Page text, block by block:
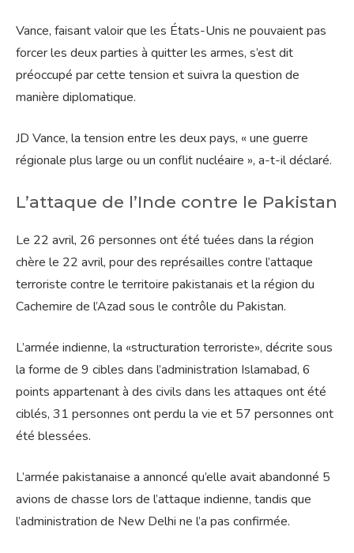
Vance, faisant valoir que les États-Unis ne pouvaient pas
forcer les deux parties à quitter les armes, s’est dit
préoccupé par cette tension et suivra la question de
manière diplomatique.
JD Vance, la tension entre les deux pays, « une guerre
régionale plus large ou un conflit nucléaire », a-t-il déclaré.
L’attaque de l’Inde contre le Pakistan
Le 22 avril, 26 personnes ont été tuées dans la région
chère le 22 avril, pour des représailles contre l’attaque
terroriste contre le territoire pakistanais et la région du
Cachemire de l’Azad sous le contrôle du Pakistan.
L’armée indienne, la «structuration terroriste», décrite sous
la forme de 9 cibles dans l’administration Islamabad, 6
points appartenant à des civils dans les attaques ont été
ciblés, 31 personnes ont perdu la vie et 57 personnes ont
été blessées.
L’armée pakistanaise a annoncé qu’elle avait abandonné 5
avions de chasse lors de l’attaque indienne, tandis que
l’administration de New Delhi ne l’a pas confirmée.